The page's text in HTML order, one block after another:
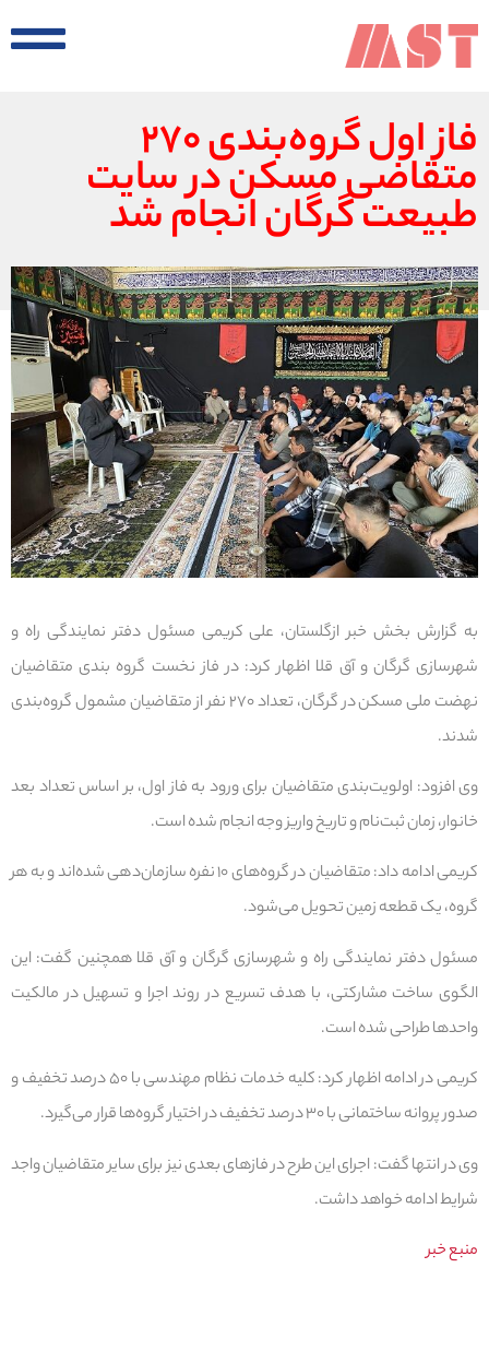
فاز اول گروه‌بندی ۲۷۰
متقاضی مسکن در سایت
طبیعت گرگان انجام شد
به گزارش بخش خبر ازگلستان، علی کریمی مسئول دفتر نمایندگی راه و
شهرسازی گرگان و آق قلا اظهار کرد: در فاز نخست گروه بندی متقاضیان
نهضت ملی مسکن در گرگان، تعداد ۲۷۰ نفر از متقاضیان مشمول گروه‌بندی
شدند.
وی افزود: اولویت‌بندی متقاضیان برای ورود به فاز اول، بر اساس تعداد بعد
خانوار، زمان ثبت‌نام و تاریخ واریز وجه انجام شده است.
کریمی ادامه داد: متقاضیان در گروه‌های ۱۰ نفره سازمان‌دهی شده‌اند و به هر
گروه، یک قطعه زمین تحویل می‌شود.
مسئول دفتر نمایندگی راه و شهرسازی گرگان و آق قلا همچنین گفت: این
الگوی ساخت مشارکتی، با هدف تسریع در روند اجرا و تسهیل در مالکیت
واحدها طراحی شده است.
کریمی در ادامه اظهار کرد: کلیه خدمات نظام مهندسی با ۵۰ درصد تخفیف و
صدور پروانه ساختمانی با ۳۰ درصد تخفیف در اختیار گروه‌ها قرار می‌گیرد.
وی در انتها گفت: اجرای این طرح در فازهای بعدی نیز برای سایر متقاضیان واجد
شرایط ادامه خواهد داشت.
منبع خبر